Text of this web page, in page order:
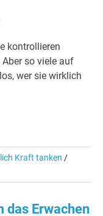
kontrollieren
so viele auf
wer sie wirklich
Kraft tanken /
das Erwachen